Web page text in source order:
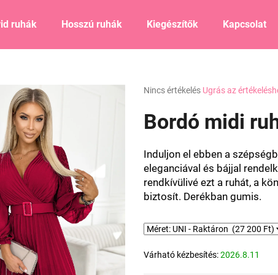
ruhák Hosszú ruhák Kiegészítők Kapcsolat
A
átlagos
értékelése
0,0
csillag.
Nincs értékelés Ugrás az
Bordó midi
Induljon el ebben a
eleganciával és bájjal
rendkívülivé ezt a ruhát, a
biztosít. Derékban gumis.
Várható kézbesítés:2026.8.11
KERESÉS
Ajánljuk